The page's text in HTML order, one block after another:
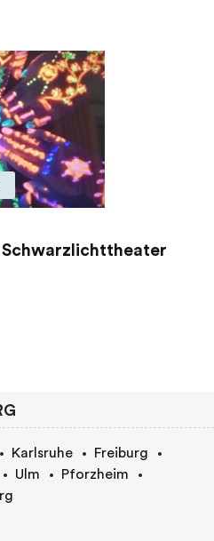
Karlsruhe
Freiburg
Ulm
Pforzheim